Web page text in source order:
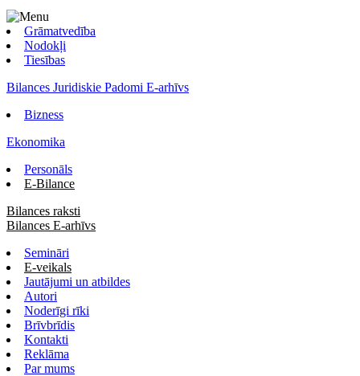
Grāmatvedība
Nodokļi
Tiesības
Bilances Juridiskie Padomi E-arhīvs
Bizness
Ekonomika
Personāls
E-Bilance
Bilances raksti
Bilances E-arhīvs
Semināri
E-veikals
Jautājumi un atbildes
Autori
Noderīgi rīki
Brīvbrīdis
Kontakti
Reklāma
Par mums